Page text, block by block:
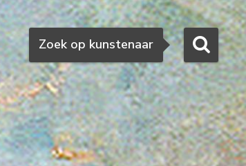
Zoeken
Zoek op kunstenaar